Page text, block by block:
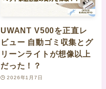
UWANT V500を正直レ
ビュー 自動ゴミ収集とグ
リーンライトが想像以上
だった！？
2026年1月7日